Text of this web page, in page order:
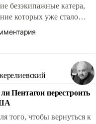
безэкипажные катера,
которых уже стало
Задача по созданию
очень сложна и
радикально поднимет
возможности.
Пентагон перестроить
того, чтобы вернуться к